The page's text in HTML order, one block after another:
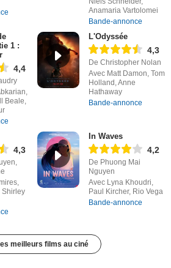
Anamaria Vartolomei
Bande-annonce
1 :
4,4
Beale,
L'Odyssée
4,3
De Christopher Nolan
Avec Matt Damon, Tom
Holland, Anne
Hathaway
Bande-annonce
4,3
Shirley
In Waves
4,2
De Phuong Mai
Nguyen
Avec Lyna Khoudri,
Paul Kircher, Rio Vega
Bande-annonce
meilleurs films au ciné